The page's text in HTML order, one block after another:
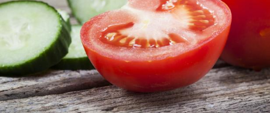
Untermenü
Untermenü
Untermenü